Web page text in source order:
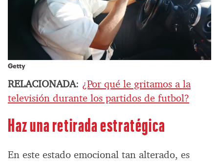
Getty
RELACIONADA: ¿Por qué le gritamos a la
televisión durante los partidos de futbol?
Haz una retirada estratégica
En este estado emocional tan alterado, es